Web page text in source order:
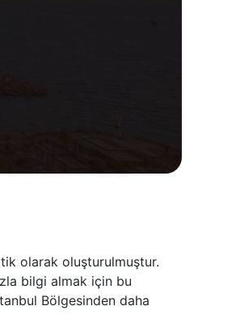
olarak oluşturulmuştur.
bilgi almak için bu
Bölgesinden daha